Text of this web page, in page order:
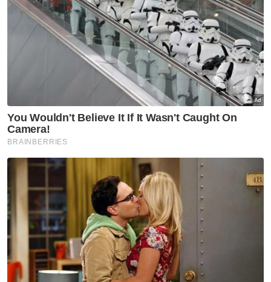
Muat turun aplikasi Sinar Harian.Klik di sini!
Jawab soalan kaji selidik dan dapatkan
baucar tunai.
×
Berapakah umur anda?
Kurang daripada 18 tahun
18 - 24 tahun
25 - 34 tahun
35 - 44 tahun
45 - 54 tahun
65 tahun dan ke atas
VPoints:0
Rasuah
Rasuah Busters